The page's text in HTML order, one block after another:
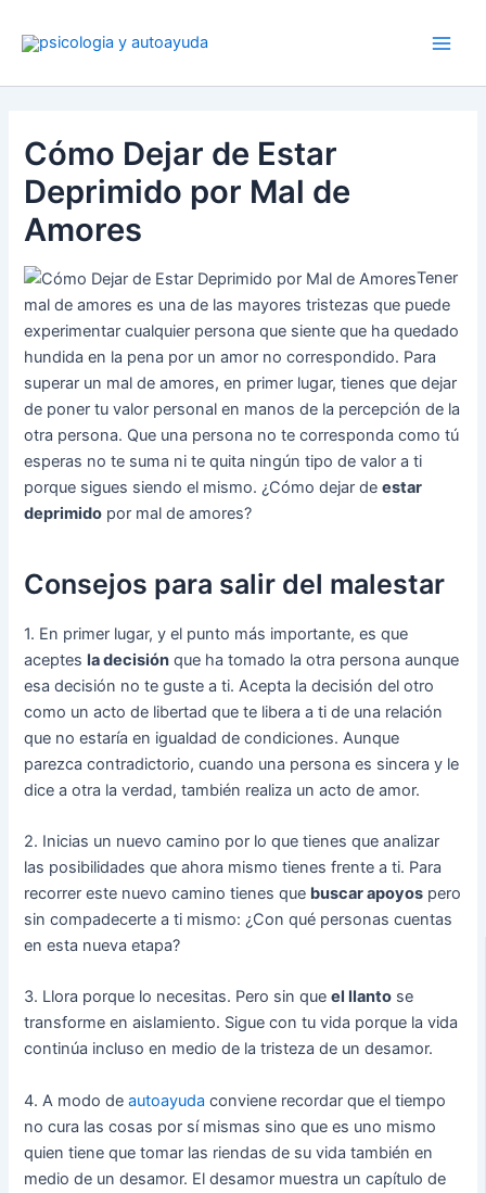
Cómo Dejar de Estar
Deprimido por Mal de
Amores
Tener
mal de amores es una de las mayores tristezas que puede
experimentar cualquier persona que siente que ha quedado
hundida en la pena por un amor no correspondido. Para
superar un mal de amores, en primer lugar, tienes que dejar
de poner tu valor personal en manos de la percepción de la
otra persona. Que una persona no te corresponda como tú
esperas no te suma ni te quita ningún tipo de valor a ti
porque sigues siendo el mismo. ¿Cómo dejar deestar
deprimido por mal de amores?
Consejos para salir del malestar
1. En primer lugar, y el punto más importante, es que
aceptesla decisión que ha tomado la otra persona aunque
esa decisión no te guste a ti. Acepta la decisión del otro
como un acto de libertad que te libera a ti de una relación
que no estaría en igualdad de condiciones. Aunque
parezca contradictorio, cuando una persona es sincera y le
dice a otra la verdad, también realiza un acto de amor.
2. Inicias un nuevo camino por lo que tienes que analizar
las posibilidades que ahora mismo tienes frente a ti. Para
recorrer este nuevo camino tienes que buscar apoyos pero
sin compadecerte a ti mismo: ¿Con qué personas cuentas
en esta nueva etapa?
3. Llora porque lo necesitas. Pero sin queel llanto se
transforme en aislamiento. Sigue con tu vida porque la vida
continúa incluso en medio de la tristeza de un desamor.
4. A modo deautoayuda conviene recordar que el tiempo
no cura las cosas por sí mismas sino que es uno mismo
quien tiene que tomar las riendas de su vida también en
medio de un desamor. El desamor muestra un capítulo de